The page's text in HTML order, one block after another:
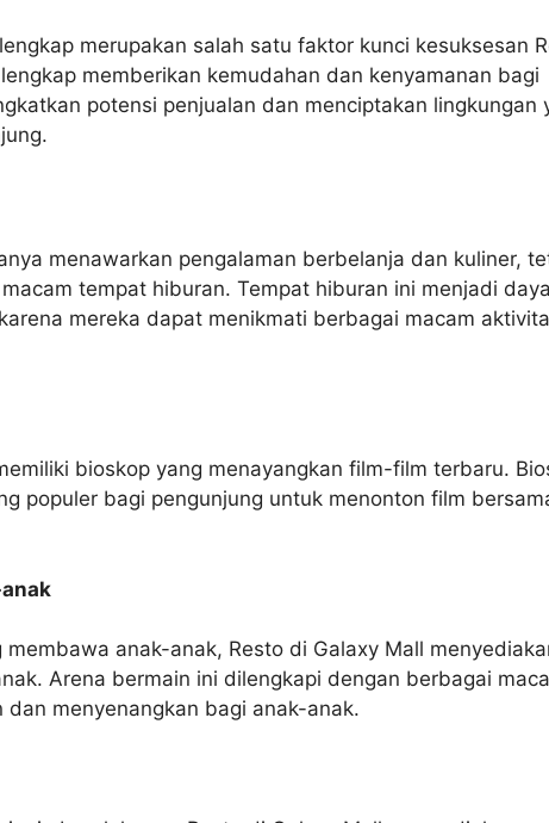
merupakan salah satu faktor kunci kesuksesan
memberikan kemudahan dan kenyamanan bagi
potensi penjualan dan menciptakan lingkungan
menawarkan pengalaman berbelanja dan kuliner,
tempat hiburan. Tempat hiburan ini menjadi
mereka dapat menikmati berbagai macam
bioskop yang menayangkan film-film terbaru.
populer bagi pengunjung untuk menonton film
membawa anak-anak, Resto di Galaxy Mall
Arena bermain ini dilengkapi dengan berbagai
dan menyenangkan bagi anak-anak.